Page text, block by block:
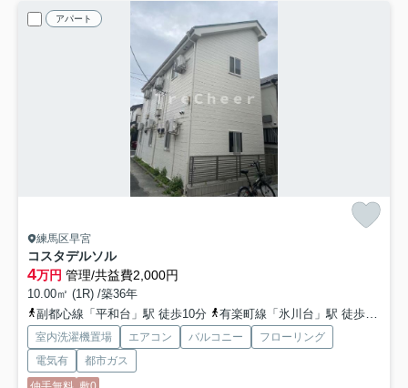
アパート
練馬区早宮
コスタデルソル
4万円 管理/共益費2,000円
10.00㎡ (1R) /築36年
副都心線「平和台」駅 徒歩10分
有楽町線「氷川台」駅 徒歩13分
室内洗濯機置場 エアコン バルコニー
フローリング
電気有
都市ガス